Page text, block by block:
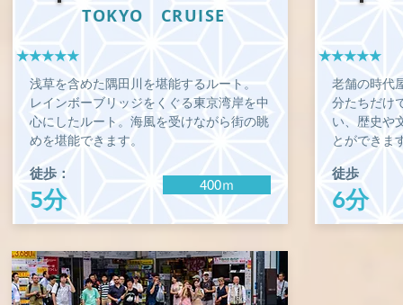
TOKYO CRUISE
★★★★★
浅草を含めた隅田川を堪能するルート。
レインボーブリッジをくぐる東京湾岸を中
心にしたルート。海風を受けながら街の眺
めを堪能できます。
徒歩：
5分
400ｍ
★★★★★
老舗の時代
分たちだけ
い、歴史や
とができま
徒歩
6分